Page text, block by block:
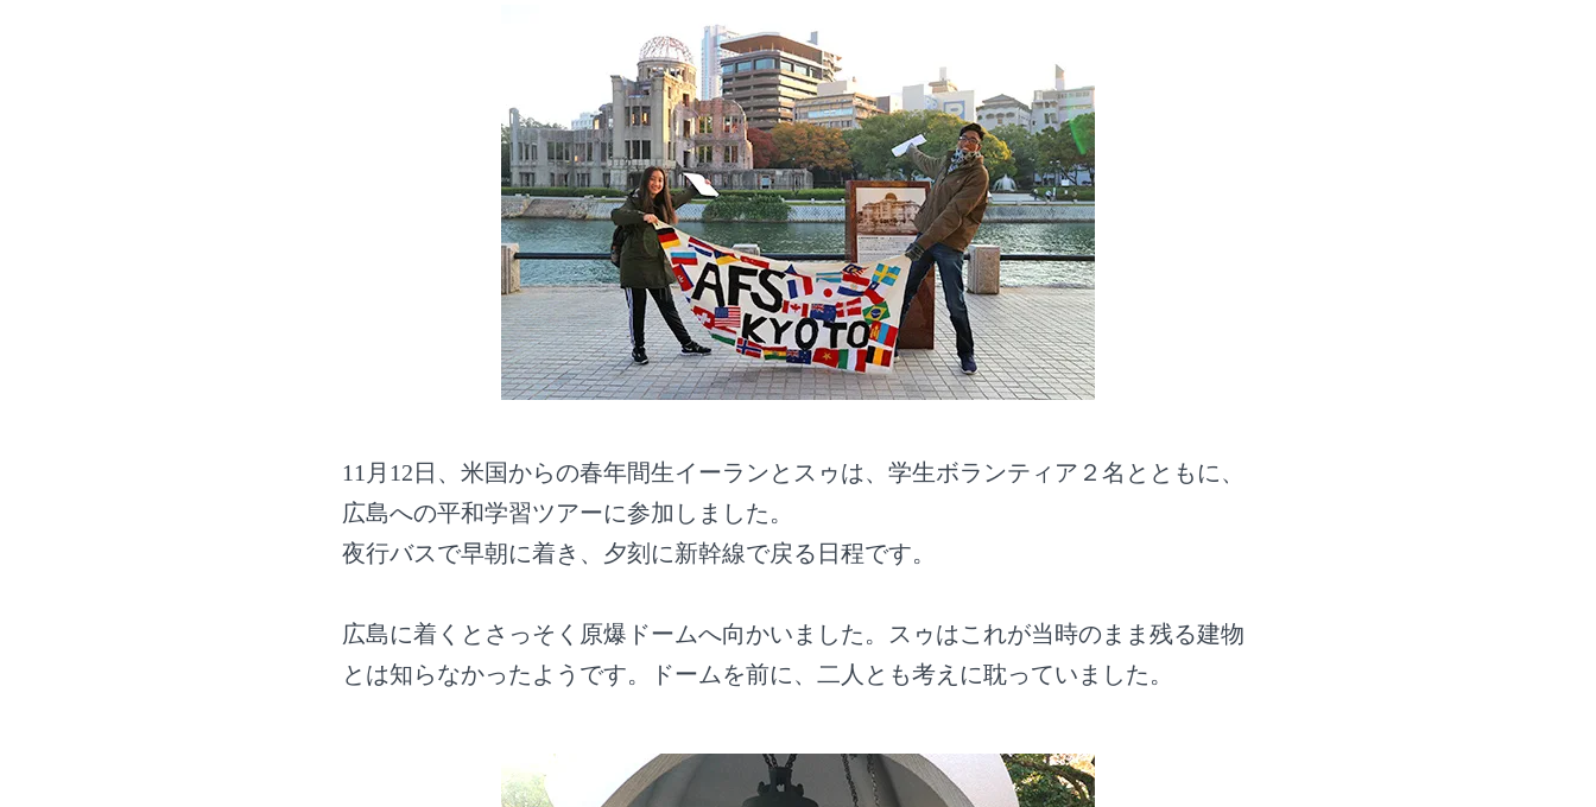
11月12日、米国からの春年間生イーランとスゥは、学生ボランティア２名とともに、
広島への平和学習ツアーに参加しました。
夜行バスで早朝に着き、夕刻に新幹線で戻る日程です。
広島に着くとさっそく原爆ドームへ向かいました。スゥはこれが当時のまま残る建物
とは知らなかったようです。ドームを前に、二人とも考えに耽っていました。